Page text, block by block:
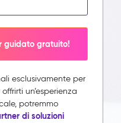
guidato gratuito!
esclusivamente per
un’esperienza
potremmo
di soluzioni